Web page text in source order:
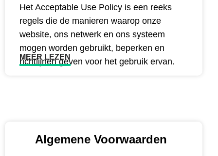
Het Acceptable Use Policy is een reeks
regels die de manieren waarop onze
website, ons netwerk en ons systeem
mogen worden gebruikt, beperken en
richtlijnen geven voor het gebruik ervan.
MEER LEZEN
Algemene Voorwaarden